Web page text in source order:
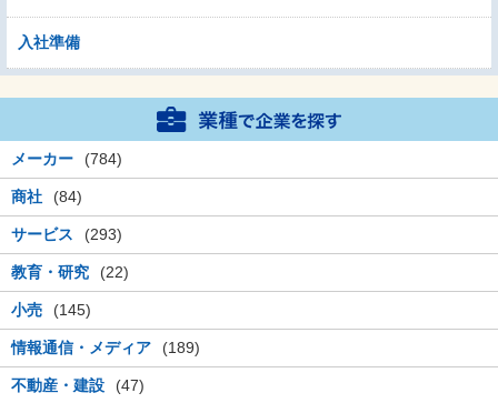
入社準備
メーカー (784)
商社 (84)
サービス (293)
教育・研究 (22)
小売 (145)
情報通信・メディア (189)
不動産・建設 (47)